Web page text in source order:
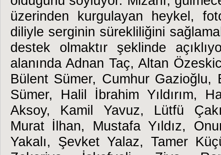
üzerinden kurgulayan heykel,
diliyle serginin sürekliliğini
destek olmaktır şeklinde
alanında Adnan Taç, Altan
Bülent Sümer, Cumhur Gazioğlu,
Sümer, Halil İbrahim Yıldırım,
Aksoy, Kamil Yavuz, Lütfü
Murat İlhan, Mustafa Yıldız,
Yakalı, Şevket Yalaz, Tamer